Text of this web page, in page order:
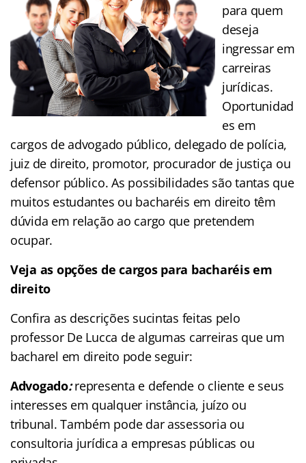
para quem
deseja
ingressar em
carreiras
jurídicas.
Oportunidad
es em
cargos de advogado público, delegado de polícia,
juiz de direito, promotor, procurador de justiça ou
defensor público. As possibilidades são tantas que
muitos estudantes ou bacharéis em direito têm
dúvida em relação ao cargo que pretendem
ocupar.
Veja as opções de cargos para bacharéis em
direito
Confira as descrições sucintas feitas pelo
professor De Lucca de algumas carreiras que um
bacharel em direito pode seguir:
Advogado:representa e defende o cliente e seus
interesses em qualquer instância, juízo ou
tribunal. Também pode dar assessoria ou
consultoria jurídica a empresas públicas ou